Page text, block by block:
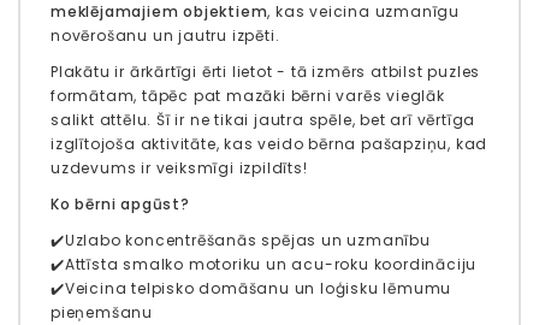
meklējamajiem objektiem, kas veicina uzmanīgu
novērošanu un jautru izpēti.
Plakātu ir ārkārtīgi ērti lietot - tā izmērs atbilst puzles
formātam, tāpēc pat mazāki bērni varēs vieglāk
salikt attēlu. Šī ir ne tikai jautra spēle, bet arī vērtīga
izglītojoša aktivitāte, kas veido bērna pašapziņu, kad
uzdevums ir veiksmīgi izpildīts!
Ko bērni apgūst?
✔️Uzlabo koncentrēšanās spējas un uzmanību
✔️Attīsta smalko motoriku un acu-roku koordināciju
✔️Veicina telpisko domāšanu un loģisku lēmumu
pieņemšanu